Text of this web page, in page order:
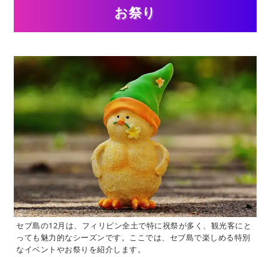
お祭り
セブ島の12月は、フィリピン全土で特に祝祭が多く、観光客にと
っても魅力的なシーズンです。ここでは、セブ島で楽しめる特別
なイベントやお祭りを紹介します。